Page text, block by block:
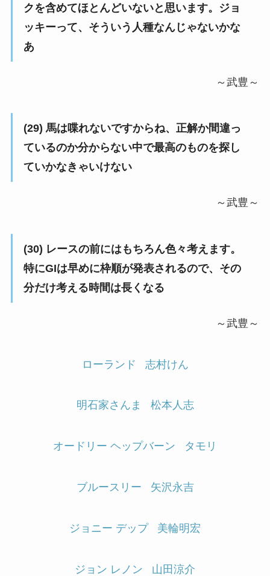
クを含めてほとんどいないと思います。ジョ
ッキーって、そういう人種なんじゃないかな
あ
～武豊～
(29) 馬は喋れないですからね、正解か間違っ
ているのか分からない中で最高のものを探し
ていかなきゃいけない
～武豊～
(30) レースの前にはもちろん色々考えます。
特にGIは早めに枠順が発表されるので、その
分だけ考える時間は長くなる
～武豊～
ローランド 志村けん
明石家さんま 松本人志
オードリー ヘップバーン タモリ
ブルースリー 矢沢永吉
ジョニー デップ 美輪明宏
ジョン レノン 山田涼介